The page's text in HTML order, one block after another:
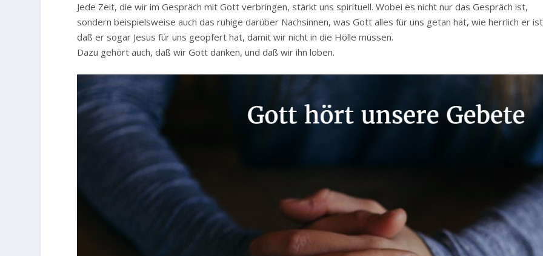
Jede Zeit, die wir im Gespräch mit Gott verbringen, stärkt uns spirituell. Wobei es nicht nur das Gespräch ist,
sondern beispielsweise auch das ruhige darüber Nachsinnen, was Gott alles für uns getan hat, wie herrlich er
daß er sogar Jesus für uns geopfert hat, damit wir nicht in die Hölle müssen.
Dazu gehört auch, daß wir Gott danken, und daß wir ihn loben.